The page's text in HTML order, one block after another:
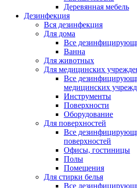
Деревянная мебель
Дезинфекция
Вся дезинфекция
Для дома
Все
Ванна
Для животных
Для медицинских
Все
медицинских
Инструменты
Поверхности
Оборудование
Для поверхностей
Все
поверхностей
Офисы, гостиницы
Полы
Помещения
Для стирки белья
Все